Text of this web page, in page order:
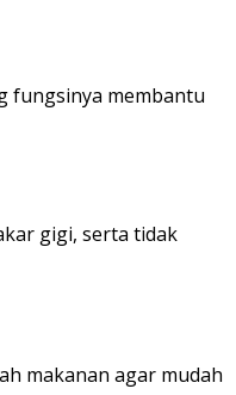
fungsinya membantu
gigi, serta tidak
makanan agar mudah